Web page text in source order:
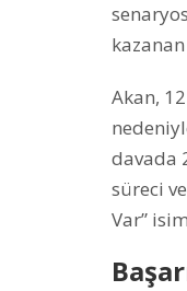
Akan,
davada
süreci
Var”